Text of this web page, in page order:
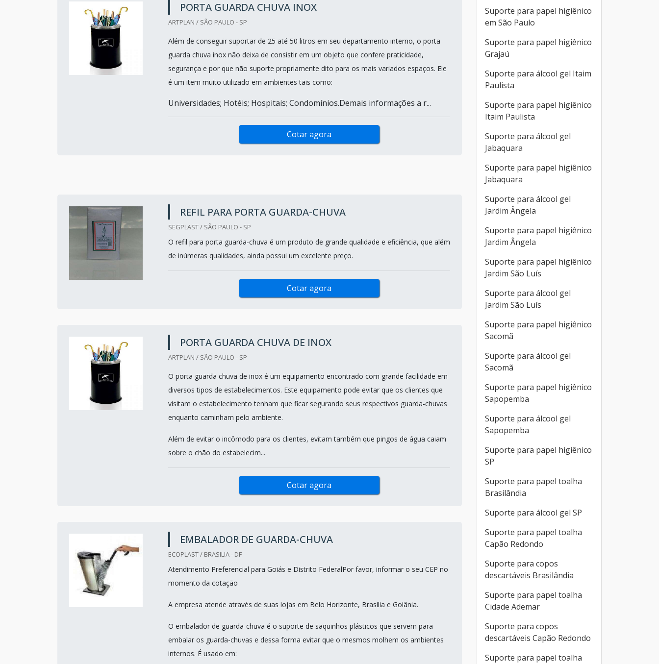
PORTA GUARDA CHUVA INOX
ARTPLAN / SÃO PAULO - SP
Além de conseguir suportar de 25 até 50 litros em seu departamento interno, o porta
guarda chuva inox não deixa de consistir em um objeto que confere praticidade,
segurança e por que não suporte propriamente dito para os mais variados espaços. Ele
é um item muito utilizado em ambientes tais como:
Universidades; Hotéis; Hospitais; Condomínios.Demais informações a r...
Cotar agora
REFIL PARA PORTA GUARDA-CHUVA
SEGPLAST / SÃO PAULO - SP
O refil para porta guarda-chuva é um produto de grande qualidade e eficiência, que além
de inúmeras qualidades, ainda possui um excelente preço.
Cotar agora
PORTA GUARDA CHUVA DE INOX
ARTPLAN / SÃO PAULO - SP
O porta guarda chuva de inox é um equipamento encontrado com grande facilidade em
diversos tipos de estabelecimentos. Este equipamento pode evitar que os clientes que
visitam o estabelecimento tenham que ficar segurando seus respectivos guarda-chuvas
enquanto caminham pelo ambiente.
Além de evitar o incômodo para os clientes, evitam também que pingos de água caiam
sobre o chão do estabelecim...
Cotar agora
EMBALADOR DE GUARDA-CHUVA
ECOPLAST / BRASILIA - DF
Atendimento Preferencial para Goiás e Distrito FederalPor favor, informar o seu CEP no
momento da cotação
A empresa atende através de suas lojas em Belo Horizonte, Brasília e Goiânia.
O embalador de guarda-chuva é o suporte de saquinhos plásticos que servem para
embalar os guarda-chuvas e dessa forma evitar que o mesmos molhem os ambientes
internos. É usado em:
Suporte para papel higiênico
em São Paulo
Suporte para papel higiênico
Grajaú
Suporte para álcool gel Itaim
Paulista
Suporte para papel higiênico
Itaim Paulista
Suporte para álcool gel
Jabaquara
Suporte para papel higiênico
Jabaquara
Suporte para álcool gel
Jardim Ângela
Suporte para papel higiênico
Jardim Ângela
Suporte para papel higiênico
Jardim São Luís
Suporte para álcool gel
Jardim São Luís
Suporte para papel higiênico
Sacomã
Suporte para álcool gel
Sacomã
Suporte para papel higiênico
Sapopemba
Suporte para álcool gel
Sapopemba
Suporte para papel higiênico
SP
Suporte para papel toalha
Brasilândia
Suporte para álcool gel SP
Suporte para papel toalha
Capão Redondo
Suporte para copos
descartáveis Brasilândia
Suporte para papel toalha
Cidade Ademar
Suporte para copos
descartáveis Capão Redondo
Suporte para papel toalha